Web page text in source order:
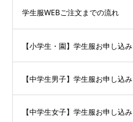
学生服WEBご注文までの流れ
【小学生・園】学生服お申し込み
【中学生男子】学生服お申し込み
【中学生女子】学生服お申し込み